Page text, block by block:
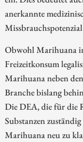
anerkannte
Obwohl Marihuana
Freizeitkonsum
Marihuana neben
Branche bislang
Die DEA, die für die
Substanzen
Marihuana neu zu